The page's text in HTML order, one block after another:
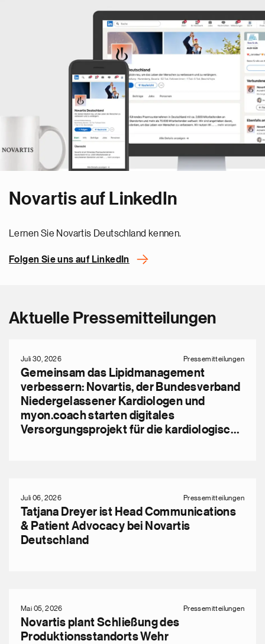
Novartis auf LinkedIn
Lernen Sie Novartis Deutschland kennen.
Folgen Sie uns auf LinkedIn
Aktuelle Pressemitteilungen
Juli 30, 2026 Pressemitteilungen
Gemeinsam das Lipidmanagement
verbessern: Novartis, der Bundesverband
Niedergelassener Kardiologen und
myon.coach starten digitales
Versorgungsprojekt für die kardiologische
Juli 06, 2026 Pressemitteilungen
Tatjana Dreyer ist Head Communications
& Patient Advocacy bei Novartis
Deutschland
Mai 05, 2026 Pressemitteilungen
Novartis plant Schließung des
Produktionsstandorts Wehr